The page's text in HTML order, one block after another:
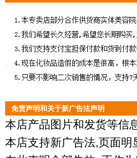
免责声明和关于新广告法声明
本店产品图片和发货等信
本店支持新广告法,页面